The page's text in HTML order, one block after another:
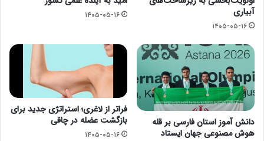
آبیاری
۱۴۰۵-۰۵-۱۶
۱۴۰۵-۰۵-۱۶
دانش آموز استان فارسی بر قله
هوش مصنوعی جهان ایستاد
فراتر از لاغری؛ استراتژی جدید برای
بازگشت عضله در چاقی
۱۴۰۵-۰۵-۱۶